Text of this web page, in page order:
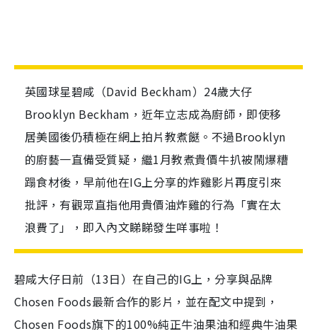
英國球星碧咸（David Beckham）24歲大仔
Brooklyn Beckham，近年立志成為廚師，即使移
居美國後仍積極在網上拍片教煮餸。不過Brooklyn
的廚藝一直備受質疑，繼1月教煮貴價牛扒被鬧爆糟
蹋食材後，早前他在IG上分享的炸雞影片再度引來
批評，有觀眾直指他用貴價油炸雞的行為「實在太
浪費了」，即入內文睇睇發生咩事啦！
碧咸大仔日前（13日）在自己的IG上，分享與品牌
Chosen Foods最新合作的影片，並在配文中提到，
Chosen Foods旗下的100%純正牛油果油和經典牛油果